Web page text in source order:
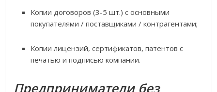
Копии договоров (3-5 шт.) с основными
покупателями / поставщиками / контрагентами;
Копии лицензий, сертификатов, патентов с
печатью и подписью компании.
Предприниматели без